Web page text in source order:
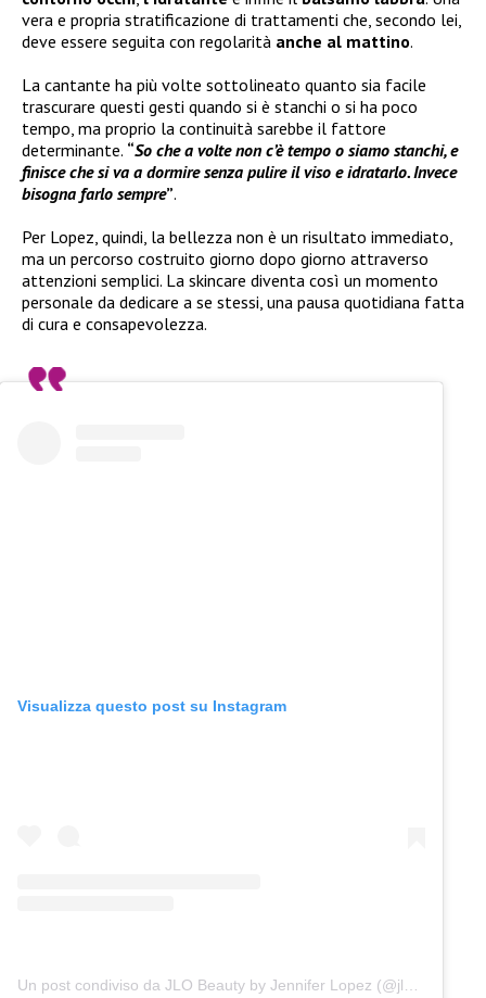
vera e propria stratificazione di trattamenti che, secondo lei,
deve essere seguita con regolarità anche al mattino.
La cantante ha più volte sottolineato quanto sia facile
trascurare questi gesti quando si è stanchi o si ha poco
tempo, ma proprio la continuità sarebbe il fattore
determinante. “So che a volte non c’è tempo o siamo stanchi, e
finisce che si va a dormire senza pulire il viso e idratarlo. Invece
bisogna farlo sempre”.
Per Lopez, quindi, la bellezza non è un risultato immediato,
ma un percorso costruito giorno dopo giorno attraverso
attenzioni semplici. La skincare diventa così un momento
personale da dedicare a se stessi, una pausa quotidiana fatta
di cura e consapevolezza.
Visualizza questo post su Instagram